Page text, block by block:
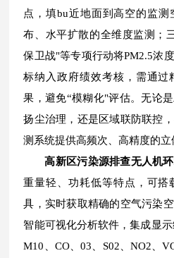
点，填bu近地面到高空的监
布、水平扩散的全维度监测；
保卫战"等专项行动将PM2.5浓
标纳入政府绩效考核，需通过
果，避免“模糊化"评估。无论
扬尘治理，还是区域联防联控
测系统提供高频次、高精度的立
高新区污染源排查无人机
重量轻、功耗低等特点，可搭
具，实时获取精确的空气污染
智能可视化分析软件，集成显
M10、CO、03、S02、NO2、